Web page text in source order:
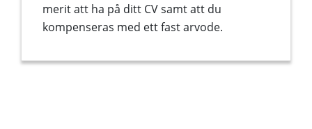
merit att ha på ditt CV samt att du
kompenseras med ett fast arvode.